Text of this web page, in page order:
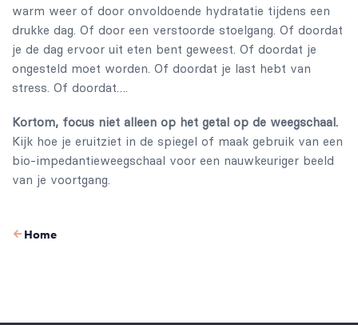
warm weer of door onvoldoende hydratatie tijdens een
drukke dag. Of door een verstoorde stoelgang. Of doordat
je de dag ervoor uit eten bent geweest. Of doordat je
ongesteld moet worden. Of doordat je last hebt van
stress. Of doordat….
Kortom, focus niet alleen op het getal op de weegschaal.
Kijk hoe je eruitziet in de spiegel of maak gebruik van een
bio-impedantieweegschaal voor een nauwkeuriger beeld
van je voortgang.
Home